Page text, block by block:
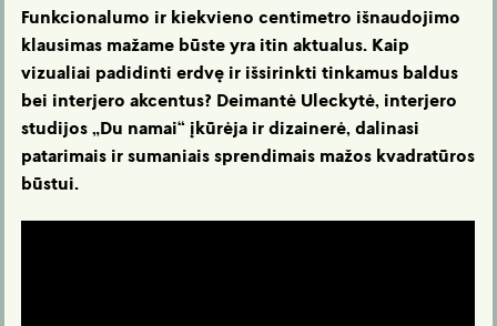
Funkcionalumo ir kiekvieno centimetro išnaudojimo
klausimas mažame būste yra itin aktualus. Kaip
vizualiai padidinti erdvę ir išsirinkti tinkamus baldus
bei interjero akcentus? Deimantė Uleckytė, interjero
studijos „Du namai“ įkūrėja ir dizainerė, dalinasi
patarimais ir sumaniais sprendimais mažos kvadratūros
būstui.